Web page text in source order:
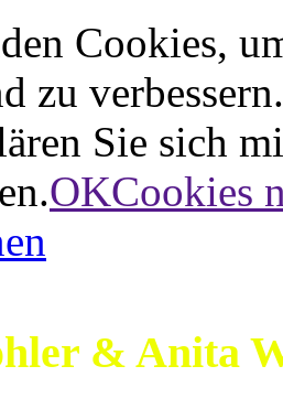
Cookies,
zu
Sie sich
OKCookies
& Anita